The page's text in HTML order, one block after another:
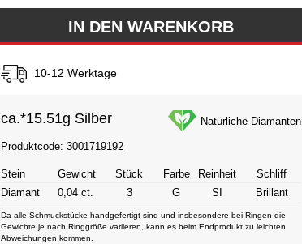
10-12 Werktage
ca.*15.51g Silber Natürliche Diamanten
Produktcode: 3001719192
Stein Gewicht Stück Farbe Reinheit
Schliff
Diamant
0,04 ct. 3 G SI Brillant
Da alle Schmuckstücke handgefertigt sind und insbesondere bei Ringen die
Gewichte je nach Ringgröße variieren, kann es beim Endprodukt zu leichten
Abweichungen kommen.